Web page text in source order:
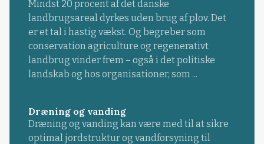
Mindst 20 procent af det danske
landbrugsareal dyrkes uden brug af plov. Det
er et tal i hastig vækst. Og begreber som
conservation agriculture og regenerativt
landbrug vinder frem – også i det politiske
landskab og hos organisationer, som ...
Dræning og vanding
Dræning og vanding kan være med til at sikre
optimal jordstruktur og vandforsyning til